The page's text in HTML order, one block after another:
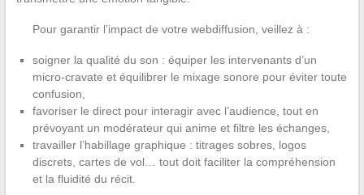
Pour garantir l’impact de votre webdiffusion, veillez à :
soigner la qualité du son : équiper les intervenants d’un
micro-cravate et équilibrer le mixage sonore pour éviter toute
confusion,
favoriser le direct pour interagir avec l’audience, tout en
prévoyant un modérateur qui anime et filtre les échanges,
travailler l’habillage graphique : titrages sobres, logos
discrets, cartes de vol… tout doit faciliter la compréhension
et la fluidité du récit.